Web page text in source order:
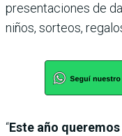
presentaciones de
niños, sorteos,
“Este año